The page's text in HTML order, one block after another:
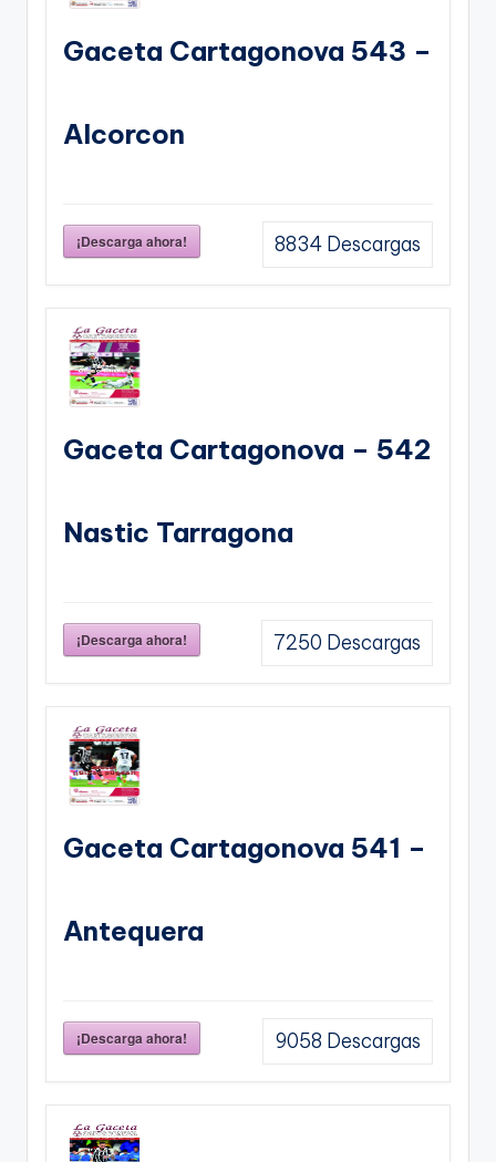
Gaceta Cartagonova 543 –
Alcorcon
¡Descarga ahora! 8834 Descargas
Gaceta Cartagonova – 542
Nastic Tarragona
¡Descarga ahora! 7250 Descargas
Gaceta Cartagonova 541 –
Antequera
¡Descarga ahora! 9058 Descargas